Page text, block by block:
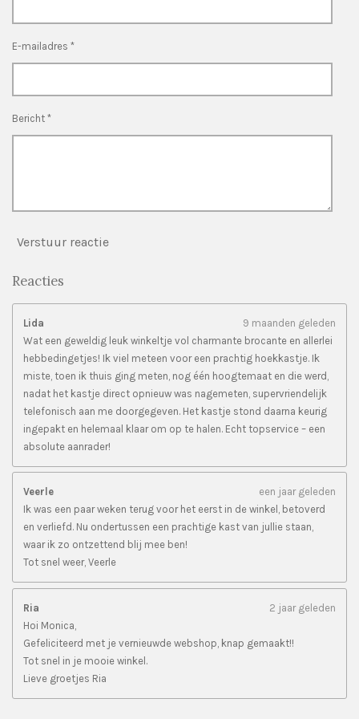
t
e
n
e
n
e e
E-mailadres *
Bericht *
Verstuur reactie
Reacties
Lida
9 maanden geleden
Wat een geweldig leuk winkeltje vol charmante brocante en allerlei
hebbedingetjes! Ik viel meteen voor een prachtig hoekkastje. Ik
miste, toen ik thuis ging meten, nog één hoogtemaat en die werd,
nadat het kastje direct opnieuw was nagemeten, supervriendelijk
telefonisch aan me doorgegeven. Het kastje stond daarna keurig
ingepakt en helemaal klaar om op te halen. Echt topservice – een
absolute aanrader!
Veerle
een jaar geleden
Ik was een paar weken terug voor het eerst in de winkel, betoverd
en verliefd. Nu ondertussen een prachtige kast van jullie staan,
waar ik zo ontzettend blij mee ben!
Tot snel weer, Veerle
Ria
2 jaar geleden
Hoi Monica,
Gefeliciteerd met je vernieuwde webshop, knap gemaakt!!
Tot snel in je mooie winkel.
Lieve groetjes Ria